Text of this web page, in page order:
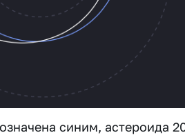
синим, астероида